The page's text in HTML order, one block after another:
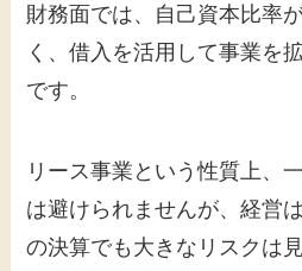
財務面では、自己資本比率
く、借入を活用して事業を
です。
リース事業という性質上、
は避けられませんが、経営
の決算でも大きなリスクは